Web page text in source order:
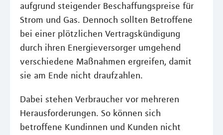
aufgrund steigender Beschaffungspreise für
Strom und Gas. Dennoch sollten Betroffene
bei einer plötzlichen Vertragskündigung
durch ihren Energieversorger umgehend
verschiedene Maßnahmen ergreifen, damit
sie am Ende nicht draufzahlen.
Dabei stehen Verbraucher vor mehreren
Herausforderungen. So können sich
betroffene Kundinnen und Kunden nicht